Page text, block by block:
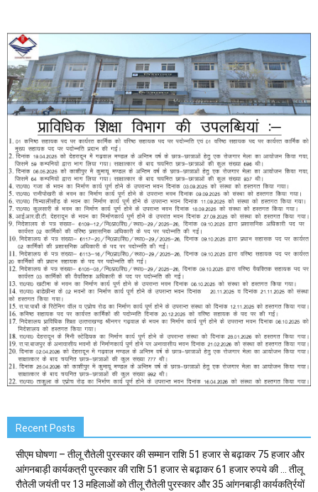
Recent Posts
सीएम घोषणा – तीलू रौतेली पुरस्कार की सम्मान राशि 51 हजार से बढ़ाकर 75 हजार और
आंगनबाड़ी कार्यकत्री पुरस्कार की राशि 51 हजार से बढ़ाकर 61 हजार रुपये की … तीलू
रौतेली जयंती पर 13 महिलाओं को तीलू रौतेली पुरस्कार और 35 आंगनबाड़ी कार्यकर्त्रियों